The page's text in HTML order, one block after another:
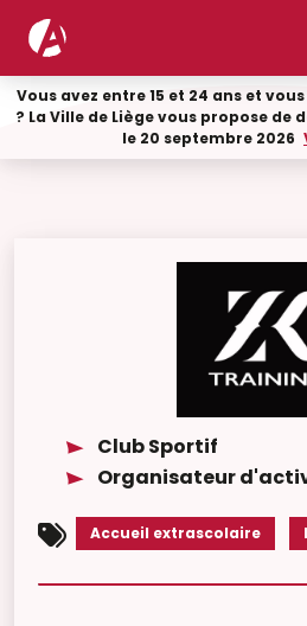
Vous avez entre 15 et 24 ans et
? La Ville de Liège vous propose
le 20 septembre 2026
Club Sportif
Organisateur
Accueil extrascolaire